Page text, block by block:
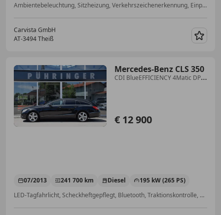
Ambientebeleuchtung, Sitzheizung, Verkehrszeichenerkennung, Einparkhilfe Rückfahrkamera, Einparkhilfe Sensoren hinten, USB, Apple CarPlay, 2-Zonen-Klimaautomatik
Carvista GmbH
AT-3494 Theiß
Mercedes-Benz CLS 350
CDI BlueEFFICIENCY 4Matic DPF
€ 12 900
07/2013 241 700 km Diesel
195 kW (265 PS)
LED-Tagfahrlicht, Scheckheftgepflegt, Bluetooth, Traktionskontrolle, Alufelgen, Schaltwippen, Sitzheizung, Reifendruckkontrollsystem